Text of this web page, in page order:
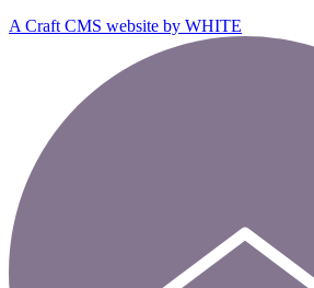
A Craft CMS website by WHITE